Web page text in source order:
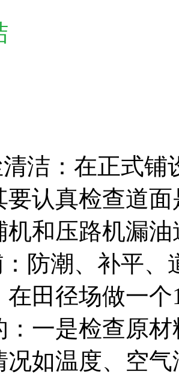
清洁：在正式铺
要认真检查道
机和压路机漏
防潮、补平、
在田径场做一
：一是检查原
况如温度、空